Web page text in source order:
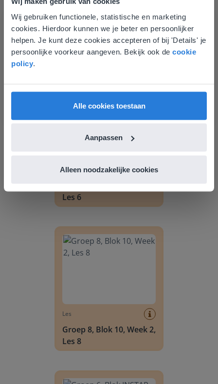
Wij gebruiken functionele, statistische en marketing
cookies. Hierdoor kunnen we je beter en persoonlijker
helpen. Je kunt deze cookies accepteren of bij 'Details' je
persoonlijke voorkeur aangeven. Bekijk ook de cookie
policy
Alle cookies toestaan
Aanpassen
Alleen noodzakelijke cookies
Les
Groep 8, Blok 9, Week 3,
Les 11
Les
Les 6
Les
Groep 8, Blok 10, Week 2,
Les 8
Deze website komt niet
overeen met je locatie
Gezien je locatie, denken we dat je misschien
liever naar de website voor English gaat. Hier
English
Vlaanderen